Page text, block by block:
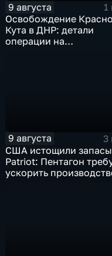
9 августа
1
Освобождение
Кута в ДНР: детали
операции на
9 августа
3
США истощили запасы
Patriot: Пентагон
ускорить